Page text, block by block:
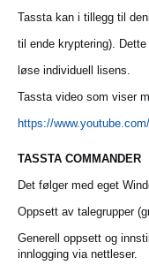
Tassta kan i tillegg til
til ende kryptering).
løse individuell lisens.
Tassta video som viser
https://
TASSTA COMMANDER
Det følger med eget
Oppsett av talegrupper
Generell oppsett og
innlogging via nettleser.